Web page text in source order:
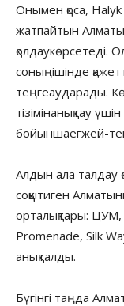
Онымен қоса, Halyk
жатпайтын
қолдаукөрсетеді.
соныңішінде
теңгеаударады.
тізімінанықтау
бойыншаегжей-
Алдын ала талдау
соққытиген
орталықтары: ЦУМ,
Promenade, Silk
анықталды.
Бүгінгі таңда